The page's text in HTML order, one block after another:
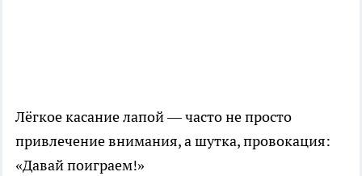
Лёгкое касание лапой — часто не просто
привлечение внимания, а шутка, провокация:
«Давай поиграем!»